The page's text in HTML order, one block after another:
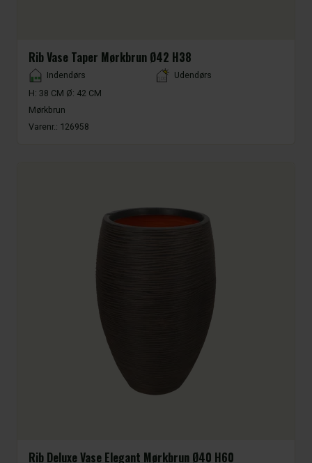
Rib Vase Taper Mørkbrun Ø42 H38
Placement
Indendørs
Udendørs
H: 38 CM Ø: 42 CM
Mørkbrun
Varenr.: 126958
Rib Deluxe Vase Elegant Mørkbrun Ø40 H60